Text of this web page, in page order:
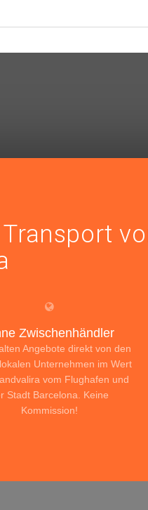
Zwischenhändler
Angebote direkt von den
Unternehmen im Wert
vom Flughafen und
Stadt Barcelona. Keine
Kommission!